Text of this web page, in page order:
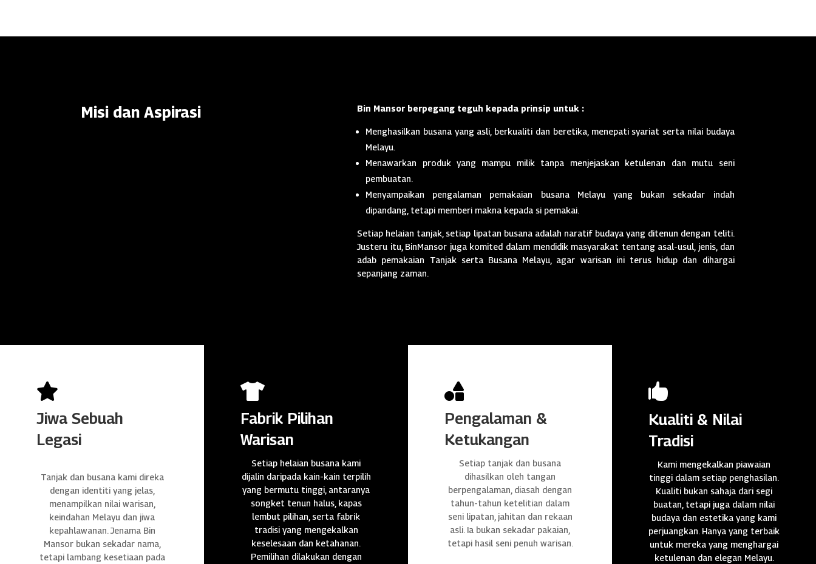
Misi dan Aspirasi Bin Mansor berpegang teguh kepada prinsip untuk :
Menghasilkan busana yang asli, berkualiti dan beretika, menepati syariat serta nilai budaya
Melayu.
Menawarkan produk yang mampu milik tanpa menjejaskan ketulenan dan mutu seni
pembuatan.
Menyampaikan pengalaman pemakaian busana Melayu yang bukan sekadar indah
dipandang, tetapi memberi makna kepada si pemakai.
Setiap helaian tanjak, setiap lipatan busana adalah naratif budaya yang ditenun dengan teliti.
Justeru itu, BinMansor juga komited dalam mendidik masyarakat tentang asal-usul, jenis, dan
adab pemakaian Tanjak serta Busana Melayu, agar warisan ini terus hidup dan dihargai
sepanjang zaman.

Jiwa Sebuah
Legasi
Tanjak dan busana kami direka
dengan identiti yang jelas,
menampilkan nilai warisan,
keindahan Melayu dan jiwa
kepahlawanan. Jenama Bin
Mansor bukan sekadar nama,
tetapi lambang kesetiaan pada

Fabrik Pilihan
Warisan
Setiap helaian busana kami
dijalin daripada kain-kain terpilih
yang bermutu tinggi, antaranya
songket tenun halus, kapas
lembut pilihan, serta fabrik
tradisi yang mengekalkan
keselesaan dan ketahanan.
Pemilihan dilakukan dengan

Pengalaman &
Ketukangan
Setiap tanjak dan busana
dihasilkan oleh tangan
berpengalaman, diasah dengan
tahun-tahun ketelitian dalam
seni lipatan, jahitan dan rekaan
asli. Ia bukan sekadar pakaian,
tetapi hasil seni penuh warisan.

Kualiti & Nilai
Tradisi
Kami mengekalkan piawaian
tinggi dalam setiap penghasilan.
Kualiti bukan sahaja dari segi
buatan, tetapi juga dalam nilai
budaya dan estetika yang kami
perjuangkan. Hanya yang terbaik
untuk mereka yang menghargai
ketulenan dan elegan Melayu.